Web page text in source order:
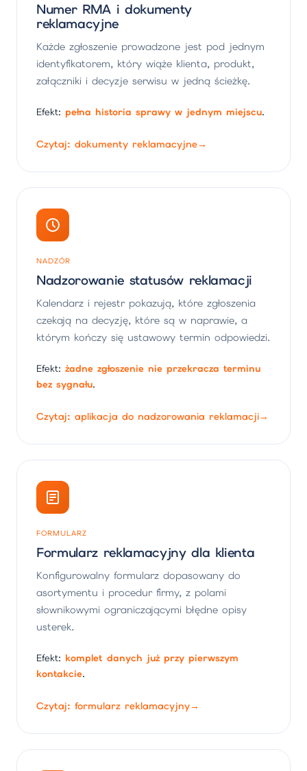
Numer RMA i dokumenty
reklamacyjne
Każde zgłoszenie prowadzone jest pod jednym
identyfikatorem, który wiąże klienta, produkt,
załączniki i decyzje serwisu w jedną ścieżkę.
Efekt: pełna historia sprawy w jednym miejscu.
Czytaj: dokumenty reklamacyjne→
NADZÓR
Nadzorowanie statusów reklamacji
Kalendarz i rejestr pokazują, które zgłoszenia
czekają na decyzję, które są w naprawie, a
którym kończy się ustawowy termin odpowiedzi.
Efekt: żadne zgłoszenie nie przekracza terminu
bez sygnału.
Czytaj: aplikacja do nadzorowania reklamacji→
FORMULARZ
Formularz reklamacyjny dla klienta
Konfigurowalny formularz dopasowany do
asortymentu i procedur firmy, z polami
słownikowymi ograniczającymi błędne opisy
usterek.
Efekt: komplet danych już przy pierwszym
kontakcie.
Czytaj: formularz reklamacyjny→